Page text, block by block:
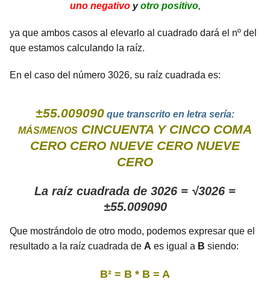
uno negativoyotro positivo,
ya que ambos casos al elevarlo al cuadrado dará el nº del
que estamos calculando la raíz.
En el caso del número 3026, su raíz cuadrada es:
±55.009090 que transcrito en letra sería:
MÁS/MENOS CINCUENTA Y CINCO COMA
CERO CERO NUEVE CERO NUEVE
CERO
La raíz cuadrada de 3026 = √3026 =
±55.009090
Que mostrándolo de otro modo, podemos expresar que el
resultado a la raíz cuadrada de A es igual a B siendo:
B² = B * B = A